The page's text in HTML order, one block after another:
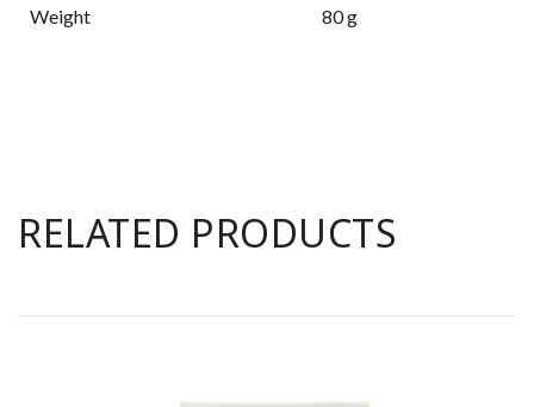
Weight 80 g
RELATED PRODUCTS